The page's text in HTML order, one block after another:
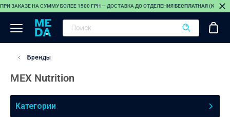
ПРИ ЗАКАЗЕ НА СУММУ БОЛЕЕ 1500 ГРН — ДОСТАВКА ДО ОТДЕЛЕНИЯБЕСПЛАТНАЯ
Бренды
MEX Nutrition
Категории